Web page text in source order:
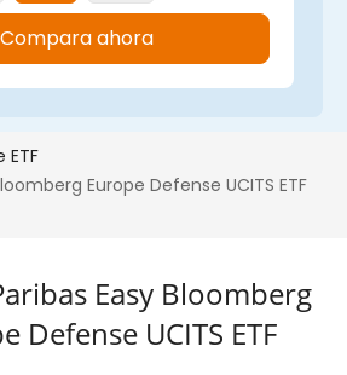
Easy Bloomberg
Defense UCITS ETF